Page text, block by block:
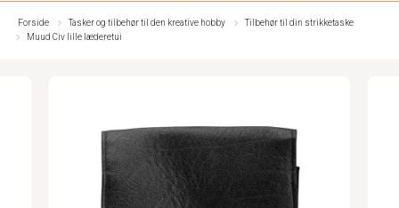
Forside Tasker og tilbehør til den kreative hobby
Tilbehør til din strikketaske
Muud Civ lille læderetui